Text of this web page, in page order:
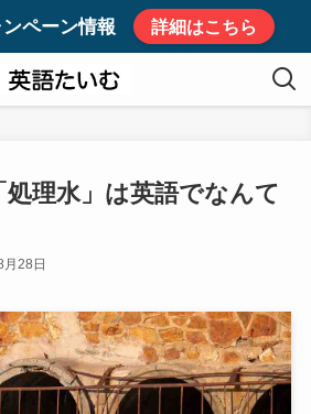
ペーン情報 詳細はこちら
処理水」は英語でなんて
28日